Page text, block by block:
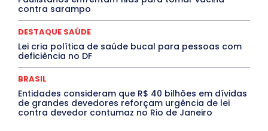
contra sarampo
DESTAQUE SAÚDE
Lei cria política de saúde bucal para pessoas com
deficiência no DF
BRASIL
Entidades consideram que R$ 40 bilhões em dívidas
de grandes devedores reforçam urgência de lei
contra devedor contumaz no Rio de Janeiro